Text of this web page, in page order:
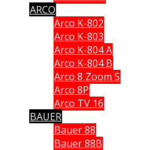
ARCO
Arco K-802
Arco K-803
Arco K-804 A
Arco K-804 B
Arco 8 Zoom S
Arco 8P
Arco TV 16
BAUER
Bauer 88
Bauer 88B